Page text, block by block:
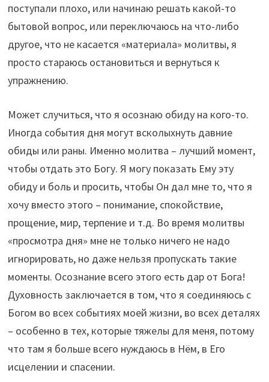
поступали плохо, или начинаю решать какой-то
бытовой вопрос, или переключаюсь на что-либо
другое, что не касается «материала» молитвы, я
просто стараюсь остановиться и вернуться к
упражнению.
Может случиться, что я осознаю обиду на кого-то.
Иногда события дня могут всколыхнуть давние
обиды или раны. Именно молитва – лучший момент,
чтобы отдать это Богу. Я могу показать Ему эту
обиду и боль и просить, чтобы Он дал мне то, что я
хочу вместо этого – понимание, спокойствие,
прощение, мир, терпение и т.д. Во время молитвы
«просмотра дня» мне не только ничего не надо
игнорировать, но даже нельзя пропускать такие
моменты. Осознание всего этого есть дар от Бога!
Духовность заключается в том, что я соединяюсь с
Богом во всех событиях моей жизни, во всех деталях
– особенно в тех, которые тяжелы для меня, потому
что там я больше всего нуждаюсь в Нём, в Его
исцелении и спасении.